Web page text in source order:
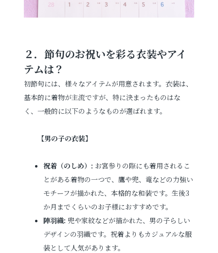
２．節句のお祝いを彩る衣装やアイ
テムは？
初節句には、様々なアイテムが用意されます。衣装は、
基本的に着物が主流ですが、特に決まったものはな
く、一般的に以下のようなものが選ばれます。
【男の子の衣装】
祝着（のしめ）: お宮参りの際にも着用されるこ
とがある着物の一つで、鷹や兜、竜などの力強い
モチーフが描かれた、本格的な和装です。生後3
か月までくらいのお子様におすすめです。
陣羽織: 兜や家紋などが描かれた、男の子らしい
デザインの羽織です。祝着よりもカジュアルな服
装として人気があります。